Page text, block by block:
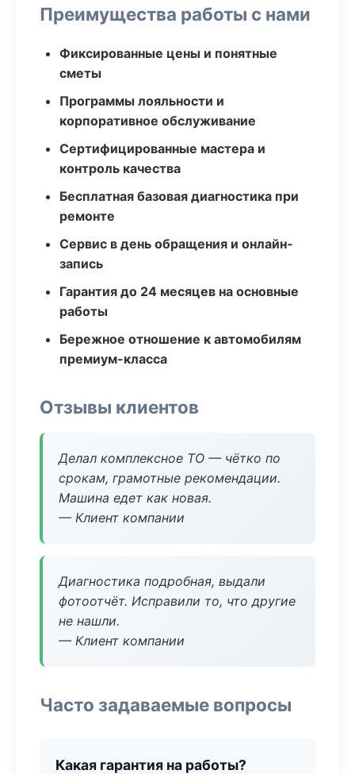
Преимущества работы с нами
Фиксированные цены и понятные
сметы
Программы лояльности и
корпоративное обслуживание
Сертифицированные мастера и
контроль качества
Бесплатная базовая диагностика при
ремонте
Сервис в день обращения и онлайн-
запись
Гарантия до 24 месяцев на основные
работы
Бережное отношение к автомобилям
премиум-класса
Отзывы клиентов
Делал комплексное ТО — чётко по
срокам, грамотные рекомендации.
Машина едет как новая.
— Клиент компании
Диагностика подробная, выдали
фотоотчёт. Исправили то, что другие
не нашли.
— Клиент компании
Часто задаваемые вопросы
Какая гарантия на работы?